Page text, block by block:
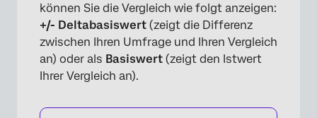
können Sie die Vergleich wie folgt anzeigen:
+/- Deltabasiswert (zeigt die Differenz
zwischen Ihren Umfrage und Ihren Vergleich
an) oder als Basiswert (zeigt den Istwert
Ihrer Vergleich an).